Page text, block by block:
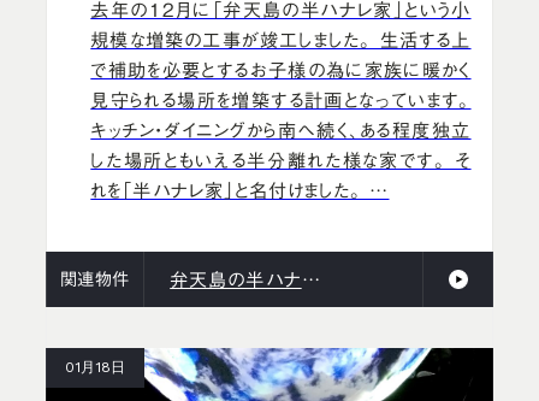
去年の12月に「弁天島の半ハナレ家」という小
規模な増築の工事が竣工しました。 生活する上
で補助を必要とするお子様の為に家族に暖かく
見守られる場所を増築する計画となっています。
キッチン・ダイニングから南へ続く、ある程度独立
した場所ともいえる半分離れた様な家です。 そ
れを「半ハナレ家」と名付けました。 …
関連物件 弁天島の半ハナレ家
01月18日